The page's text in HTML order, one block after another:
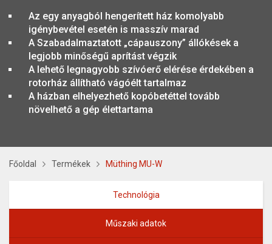
Az egy anyagból hengerített ház komolyabb
igénybevétel esetén is masszív marad
A Szabadalmaztatott „cápauszony” állókések a
legjobb minőségű aprítást végzik
A lehető legnagyobb szívóerő elérése érdekében a
rotorház állítható vágóélt tartalmaz
A házban elhelyezhető kopóbetéttel tovább
növelhető a gép élettartama
Főoldal Termékek Müthing MU-W
Technológia
Műszaki adatok